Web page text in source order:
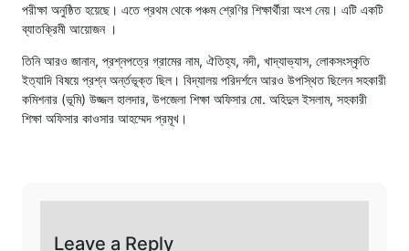
পরীক্ষা অনুষ্ঠিত হয়েছে। এতে প্রথম থেকে পঞ্চম শ্রেণির শিক্ষার্থীরা অংশ নেয়। এটি একটি
ব্যাতক্রিমী আয়োজন ।
তিনি আরও জানান, প্রশ্নপত্রে গ্রামের নাম, ঐতিহ্য, নদী, খাদ্যাভ্যাস, লোকসংস্কৃতি
ইত্যাদি বিষয়ে প্রশ্ন অর্ন্তভূক্ত ছিল। বিদ্যালয় পরিদর্শনে আরও উপস্থিত ছিলেন সহকারী
কমিশনার (ভূমি) উজ্জল হালদার, উপজেলা শিক্ষা অফিসার মো. অহিদুল ইসলাম, সহকারী
শিক্ষা অফিসার কাওসার আহম্মেদ প্রমূখ।
Leave a Reply